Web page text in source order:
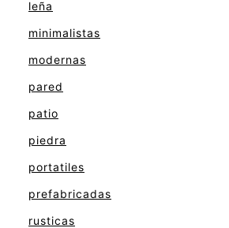
leña
minimalistas
modernas
pared
patio
piedra
portatiles
prefabricadas
rusticas